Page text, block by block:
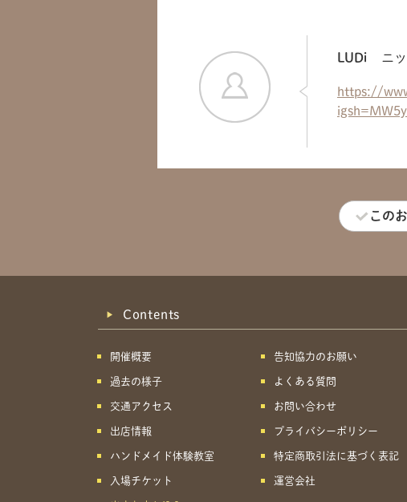
LUDi ニ
https://
この
Contents
開催概要
過去の様子
交通アクセス
出店情報
ハンドメイド体験教室
入場チケット
告知協力のお願い
よくある質問
お問い合わせ
プライバシーポリシー
特定商取引法に基づく表記
運営会社